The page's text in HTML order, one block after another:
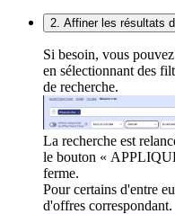
2. Affiner les résultats
Si besoin, vous
en sélectionnant des
de recherche.
La recherche est
le bouton «
ferme.
Pour certains d'entre
d'offres correspondant.